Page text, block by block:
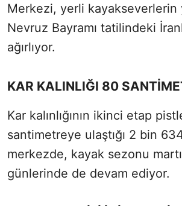
Merkezi, yerli kayakseverlerin
Nevruz Bayramı tatilindeki
ağırlıyor.
KAR KALINLIĞI 80
Kar kalınlığının ikinci etap
santimetreye ulaştığı 2 bin 634
merkezde, kayak sezonu
günlerinde de devam ediyor.